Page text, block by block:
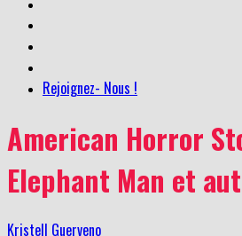
Rejoignez- Nous !
American Horror
Elephant Man et
Kristell Guerveno